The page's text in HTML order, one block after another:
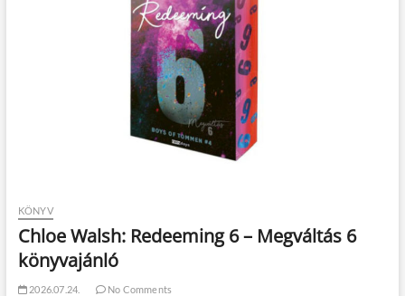
KÖNYV
Chloe Walsh: Redeeming 6 – Megváltás 6
könyvajánló
2026.07.24. No Comments